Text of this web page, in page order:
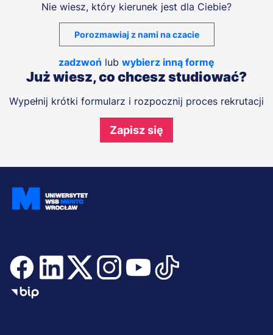
Nie wiesz, który kierunek jest dla Ciebie?
Porozmawiaj z nami na czacie
zadzwoń lub wybierz inną formę
Już wiesz, co chcesz studiować?
Wypełnij krótki formularz i rozpocznij proces rekrutacji
Zapisz się